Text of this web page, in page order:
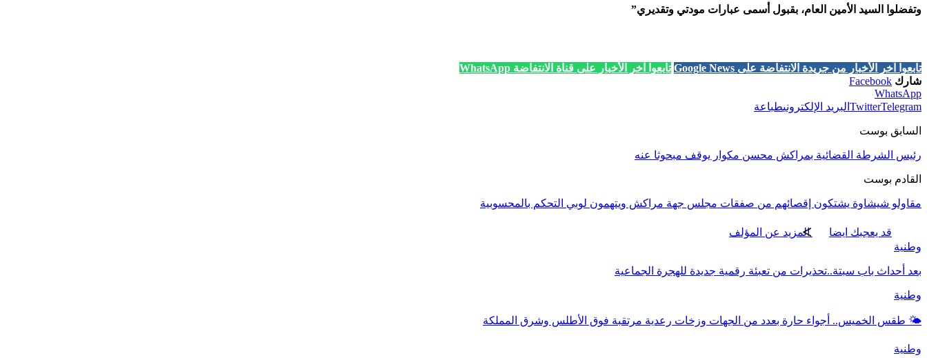
وتفضلوا السيد الأمين العام، بقبول أسمى عبارات مودتي وتقديري”
تابعوا آخر الأخبار من جريدة الانتفاضة على Google News
تابعوا آخر الأخبار على قناة الانتفاضة WhatsApp
شارك Facebook
WhatsApp
TwitterTelegram البريد الإلكترونيطباعة
السابق بوست
رئيس الشرطة القضائية بمراكش محسن مكوار يوقف مبحوثا عنه
القادم بوست
مقاولو شيشاوة يشتكون إقصائهم من صفقات مجلس جهة مراكش ويتهمون لوبي التحكم بالمحسوبية
قد يعجبك ايضا
المزيد عن المؤلف
وطنية
بعد أحداث باب سبتة..تحذيرات من تعبئة رقمية جديدة للهجرة الجماعية
وطنية
🌤️ طقس الخميس.. أجواء حارة بعدد من الجهات وزخات رعدية مرتقبة فوق الأطلس وشرق المملكة
وطنية